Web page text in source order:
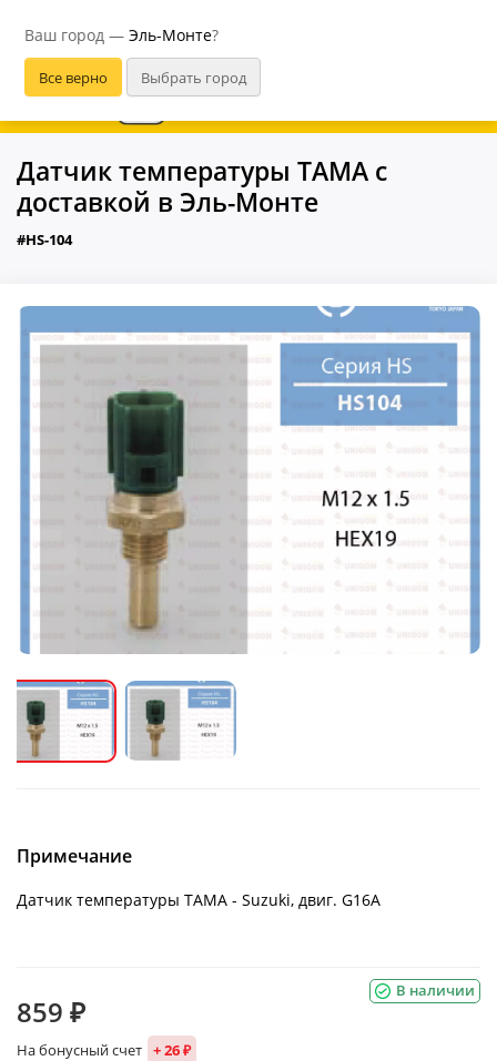
Ваш город — Эль-Монте?
В приложении удобнее
Датчик температуры ТАМА с
доставкой в Эль-Монте
#HS-104
Примечание
Датчик температуры ТАМА - Suzuki, двиг. G16A
В наличии
859 ₽
На бонусный счет + 26 ₽